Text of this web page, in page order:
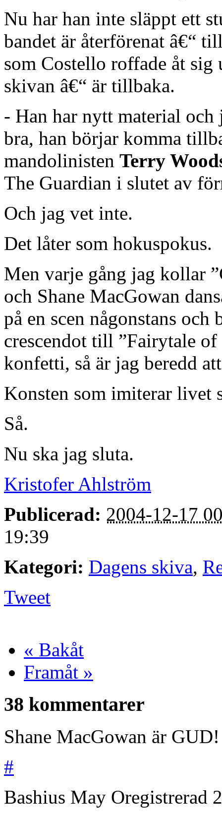
Nu har han inte släppt ett
bandet är återförenat â€“
som Costello roffade åt sig
skivan â€“ är tillbaka.
- Han har nytt material
bra, han börjar komma
mandolinisten Terry
The Guardian i slutet av
Och jag vet inte.
Det låter som hokuspokus.
Men varje gång jag kollar
och Shane MacGowan
på en scen någonstans
crescendot till ”Fairytale
konfetti, så är jag beredd
Konsten som imiterar livet
Så.
Nu ska jag sluta.
Kristofer Ahlström
Publicerad: 2004-12-17
19:39
Kategori: Dagens skiva,
Tweet
« Bakåt
Framåt »
38 kommentarer
Shane MacGowan är
#
Bashius May Oregistrerad